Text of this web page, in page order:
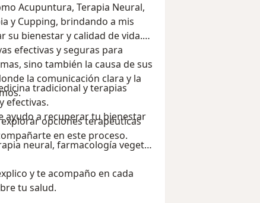
Acupuntura, Terapia Neural,
y Cupping, brindando a mis
su bienestar y calidad de vida.
efectivas y seguras para
sino también la causa de sus
la comunicación clara y la
opciones terapéuticas
en este proceso.
tradicional y terapias
efectivas.
ayudo a recuperar tu bienestar
neural, farmacología vegetal,
y te acompaño en cada
tu salud.